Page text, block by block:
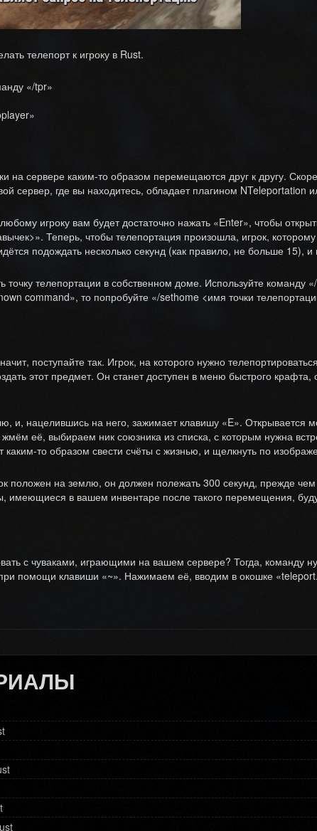
телепорт к игроку в Rust.
«/tpr»
на сервере каким-то образом перемещаются друг к другу.
сервер, где вы находитесь, обладает плагином NTeleportation
игроку вам будет достаточно нажать «Enter», чтобы
Теперь, чтобы телепортация произошла, игрок,
подождать несколько секунд (как правило, не больше 15),
точку телепортации в собственном доме. Используйте
command», то попробуйте «/sethome <имя точки
поступайте так. Игрок, на которого нужно
этот предмет. Он станет доступен в меню быстрого
и, нацелившись на него, зажимает клавишу «E». Открывается
её, выбираем ник союзника из списка, с которым нужна
то образом свести счёты с жизнью, и щелкнуть по
положен на землю, он должен полежать 300 секунд, прежде
имеющиеся в вашем инвентаре после такого перемещения,
с чуваками, играющими на вашем сервере? Тогда, команду
при помощи клавиши «~». Нажимаем её, вводим в окошке